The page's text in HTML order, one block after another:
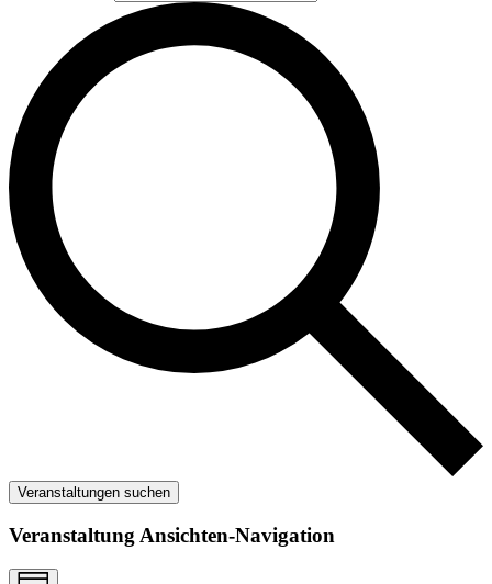
Veranstaltungen suchen
Veranstaltung Ansichten-Navigation